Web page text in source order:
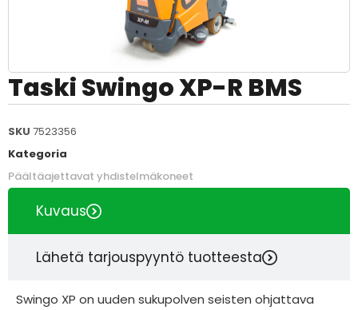
Taski Swingo XP-R BMS
SKU 7523356
Kategoria
Päältäajettavat yhdistelmäkoneet
Kuvaus
Lähetä tarjouspyyntö tuotteesta
Swingo XP on uuden sukupolven seisten ohjattava